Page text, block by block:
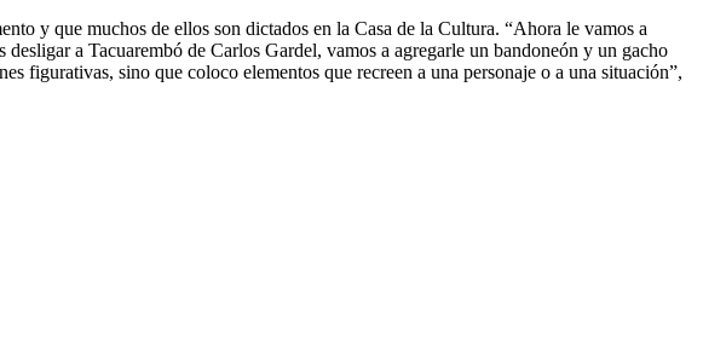
y que muchos de ellos son dictados en la Casa de la Cultura. “Ahora le vamos a
a Tacuarembó de Carlos Gardel, vamos a agregarle un bandoneón y un gacho
figurativas, sino que coloco elementos que recreen a una personaje o a una situación”,